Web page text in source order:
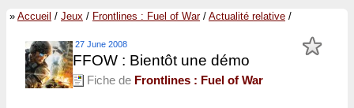
» Accueil / Jeux / Frontlines : Fuel of War/ Actualité relative /
27 June 2008
FFOW : Bientôt une démo
Fiche de Frontlines : Fuel of War